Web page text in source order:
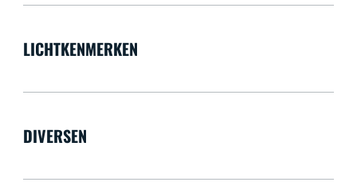
LICHTKENMERKEN
DIVERSEN